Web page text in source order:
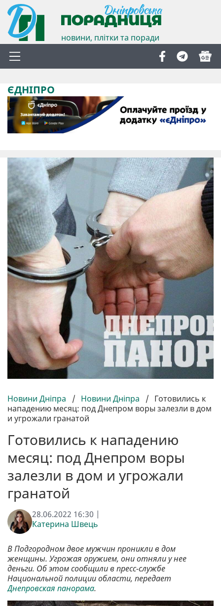
новини, плітки та поради
ЄДНІПРО
Новини Дніпра / Новини Дніпра / Готовились к
нападению месяц: под Днепром воры залезли в дом
и угрожали гранатой
Готовились к нападению
месяц: под Днепром воры
залезли в дом и угрожали
гранатой
28.06.2022 16:30 |
Катерина Швець
В Подгородном двое мужчин проникли в дом
женщины. Угрожая оружием, они отняли у нее
деньги. Об этом сообщили в пресс-службе
Национальной полиции области, передает
Днепровская панорама.